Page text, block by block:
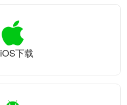
iOS下载